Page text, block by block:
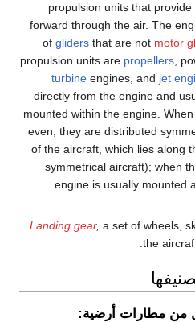
propulsion units that
forward through the air. The
of glidersthat are not motor
propulsion units are propellers,
turbineengines, and jet
directly from the engine and
mounted within the engine.
even, they are distributed
of the aircraft, which lies along
symmetrical aircraft); when
engine is usually mounted
Landing gear, a set of wheels,
the
من مطارات أرضية: